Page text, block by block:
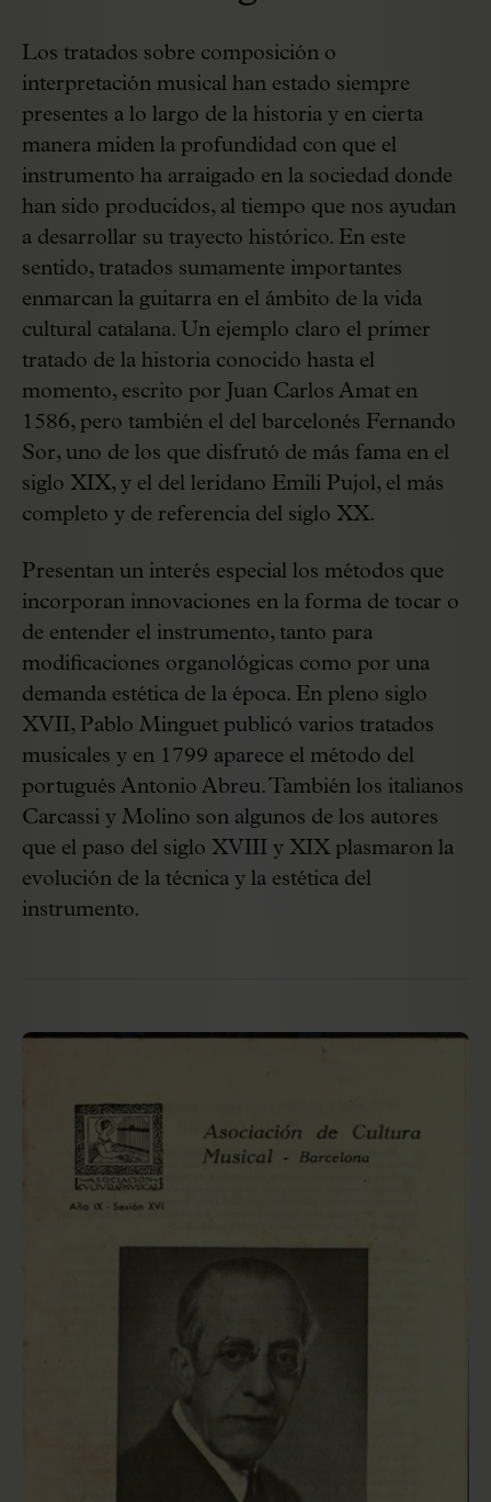
Los tratados sobre composición o
interpretación musical han estado siempre
presentes a lo largo de la historia y en cierta
manera miden la profundidad con que el
instrumento ha arraigado en la sociedad donde
han sido producidos, al tiempo que nos ayudan
a desarrollar su trayecto histórico. En este
sentido, tratados sumamente importantes
enmarcan la guitarra en el ámbito de la vida
cultural catalana. Un ejemplo claro el primer
tratado de la historia conocido hasta el
momento, escrito por Juan Carlos Amat en
1586, pero también el del barcelonés Fernando
Sor, uno de los que disfrutó de más fama en el
siglo XIX, y el del leridano Emili Pujol, el más
completo y de referencia del siglo XX.
Presentan un interés especial los métodos que
incorporan innovaciones en la forma de tocar o
de entender el instrumento, tanto para
modificaciones organológicas como por una
demanda estética de la época. En pleno siglo
XVII, Pablo Minguet publicó varios tratados
musicales y en 1799 aparece el método del
portugués Antonio Abreu. También los italianos
Carcassi y Molino son algunos de los autores
que el paso del siglo XVIII y XIX plasmaron la
evolución de la técnica y la estética del
instrumento.